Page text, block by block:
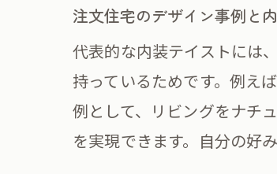
注文住宅のデザイン事例と
代表的な内装テイストには
持っているためです。例え
例として、リビングをナチ
を実現できます。自分の好